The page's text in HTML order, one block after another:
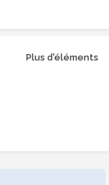
Plus d'éléments